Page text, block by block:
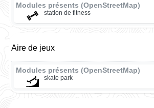
Modules présents (OpenStreetMap)
station de fitness
Aire de jeux
Modules présents (OpenStreetMap)
skate park